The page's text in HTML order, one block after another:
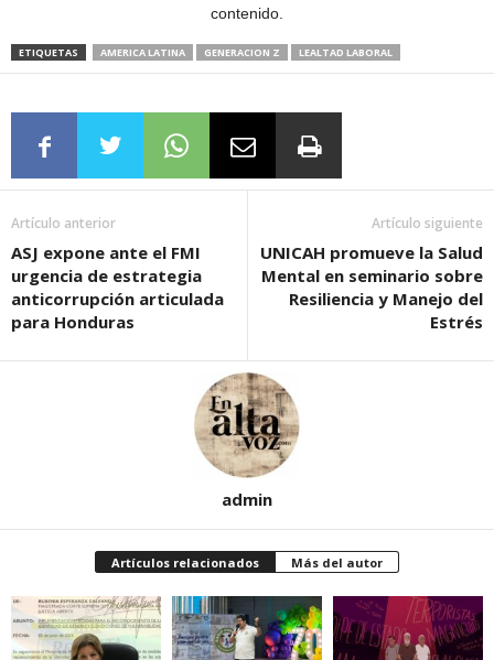
contenido.
ETIQUETAS AMERICA LATINA GENERACION Z LEALTAD LABORAL
Artículo anterior
ASJ expone ante el FMI
urgencia de estrategia
anticorrupción articulada
para Honduras
Artículo siguiente
UNICAH promueve la Salud
Mental en seminario sobre
Resiliencia y Manejo del
Estrés
admin
Artículos relacionados Más del autor